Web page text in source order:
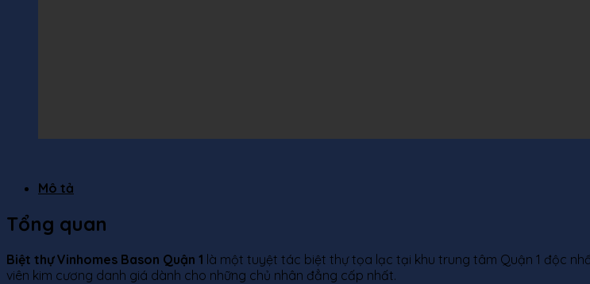
Mô tả
Tổng quan
Biệt thự Vinhomes Bason Quận 1 là một tuyệt tác biệt thự tọa lạc tại khu trung tâm Quận 1 độc
viên kim cương danh giá dành cho những chủ nhân đẳng cấp nhất.